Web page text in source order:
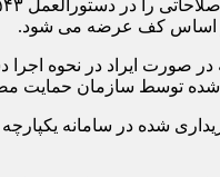
بر اساس کف عرضه می شود.
صورت ایراد در نحوه
سازمان حمایت مصرف
در سامانه یکپارچه